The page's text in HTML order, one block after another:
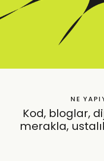
NE
Kod, bloglar,
merakla,